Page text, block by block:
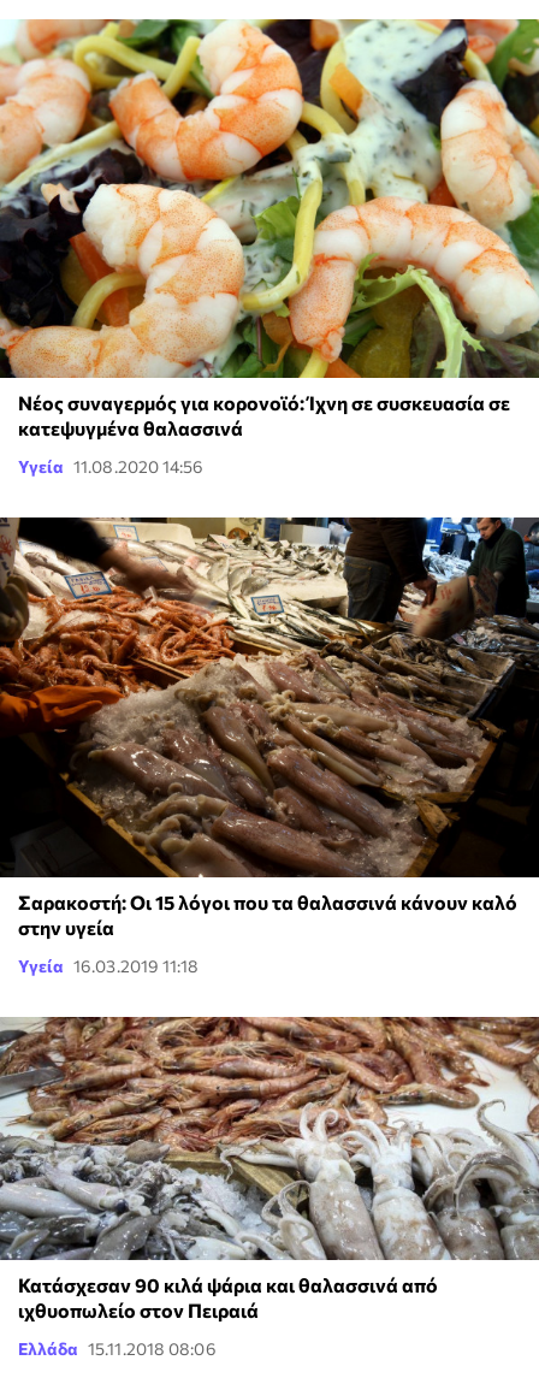
Νέος συναγερμός για κορονοϊό: Ίχνη σε συσκευασία σε
κατεψυγμένα θαλασσινά
Υγεία 11.08.2020 14:56
Σαρακοστή: Οι 15 λόγοι που τα θαλασσινά κάνουν καλό
στην υγεία
Υγεία 16.03.2019 11:18
Κατάσχεσαν 90 κιλά ψάρια και θαλασσινά από
ιχθυοπωλείο στον Πειραιά
Ελλάδα 15.11.2018 08:06